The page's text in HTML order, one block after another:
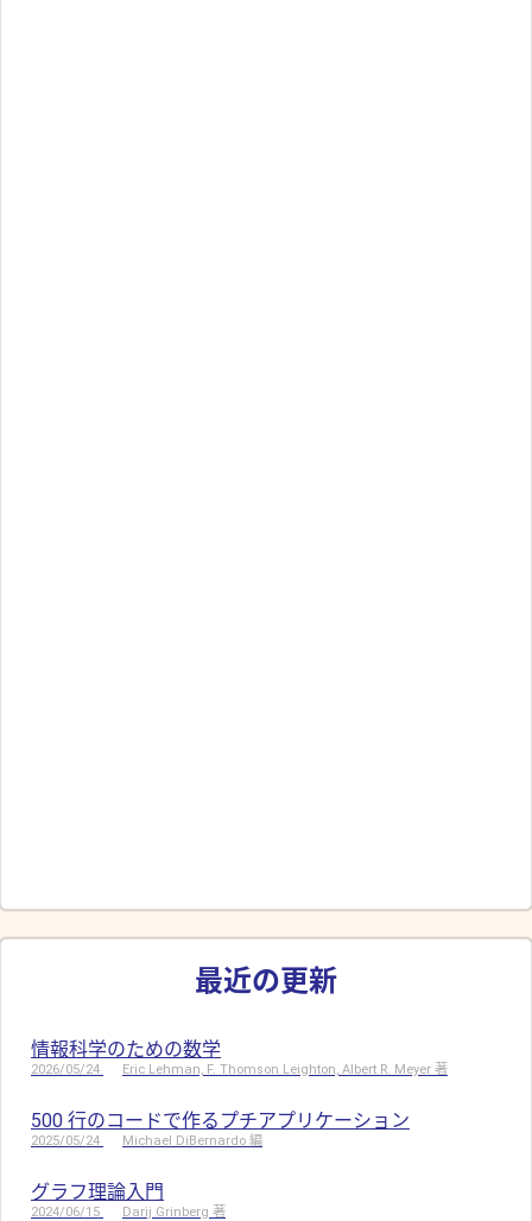
最近の更新
情報科学のための数学
2026/05/24 Eric Lehman, F. Thomson Leighton, Albert R. Meyer 著
500 行のコードで作るプチアプリケーション
2025/05/24 Michael DiBernardo 編
グラフ理論入門
2024/06/15 Darij Grinberg 著